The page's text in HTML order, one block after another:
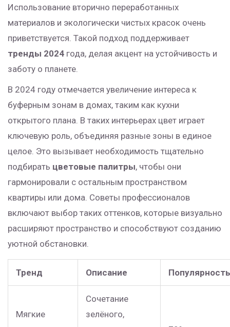
Использование вторично переработанных
материалов и экологически чистых красок очень
приветствуется. Такой подход поддерживает
тренды 2024 года, делая акцент на устойчивость и
заботу о планете.
В 2024 году отмечается увеличение интереса к
буферным зонам в домах, таким как кухни
открытого плана. В таких интерьерах цвет играет
ключевую роль, объединяя разные зоны в единое
целое. Это вызывает необходимость тщательно
подбирать цветовые палитры, чтобы они
гармонировали с остальным пространством
квартиры или дома. Советы профессионалов
включают выбор таких оттенков, которые визуально
расширяют пространство и способствуют созданию
уютной обстановки.
Тренд Описание Популярность
Мягкие
Сочетание
зелёного,